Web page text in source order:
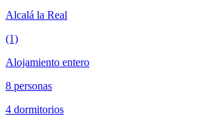
Alcalá la Real
(1)
Alojamiento entero
8 personas
4 dormitorios